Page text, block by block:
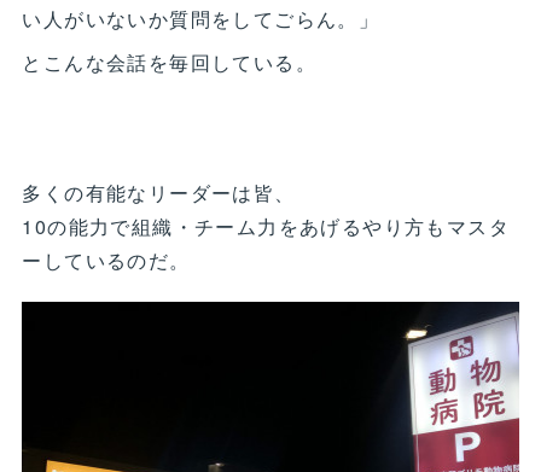
い人がいないか質問をしてごらん。」
とこんな会話を毎回している。
多くの有能なリーダーは皆、
10の能力で組織・チーム力をあげるやり方もマスタ
ーしているのだ。